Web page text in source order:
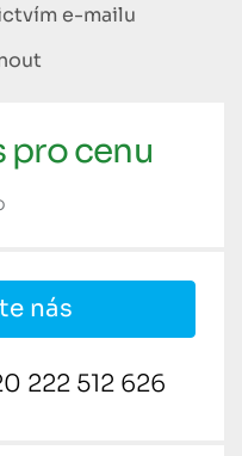
e-mailu
pro cenu
nás
222 512 626